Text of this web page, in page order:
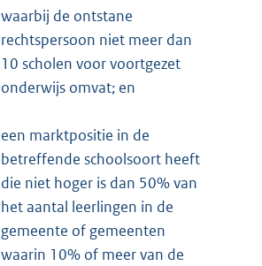
waarbij de ontstane
rechtspersoon niet meer dan
10 scholen voor voortgezet
onderwijs omvat; en
een marktpositie in de
betreffende schoolsoort heeft
die niet hoger is dan 50% van
het aantal leerlingen in de
gemeente of gemeenten
waarin 10% of meer van de